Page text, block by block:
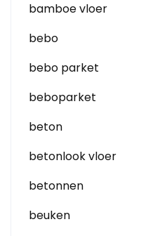
bamboe vloer
bebo
bebo parket
beboparket
beton
betonlook vloer
betonnen
beuken